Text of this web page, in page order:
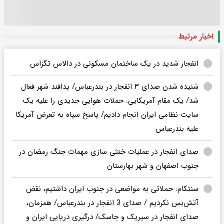
اخبار مرتبط
انفجار شدید در یک ساختمان مسکونی در دالاسِ تگزاس
شنیده شدن صدای ۳ انفجار در بندرعباس/ پدافند شهر فعال
شد/ یک مقام آمریکایی: حملات هوایی جدیدی را علیه یک
سایت نظامی ایران انجام دادیم/ پاسخ سپاه به تعرض آمریکا
علیه بندرعباس
صدای انفجار در عملیات خنثی سازی مهمات جنگ رمضان در
جنوب اصفهان و شهر بهارستان
سنتکام: حملاتی به مواضعی در جنوب ایران داشتیم، نقض
آتش‌بس نکردیم / صدای 3 انفجار در بندرعباس/ همزمان،
صدای انفجار در سیریک و جاسک/ درگیری دریایی ایران و